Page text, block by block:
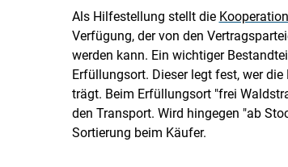
Als Hilfestellung stellt die
Verfügung, der von den
werden kann. Ein wichtiger
Erfüllungsort. Dieser legt fest, wer
trägt. Beim Erfüllungsort "frei
den Transport. Wird hingegen "ab
Sortierung beim Käufer.